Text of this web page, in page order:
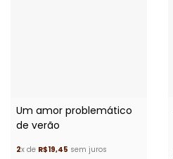
Um amor problemático
de verão
2x de R$19,45 sem juros